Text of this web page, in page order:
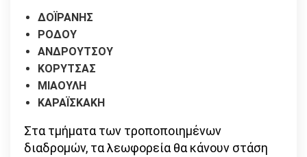
ΔΟΪΡΑΝΗΣ
ΡΟΔΟΥ
ΑΝΔΡΟΥΤΣΟΥ
ΚΟΡΥΤΣΑΣ
ΜΙΑΟΥΛΗ
ΚΑΡΑΪΣΚΑΚΗ
Στα τμήματα των τροποποιημένων
διαδρομών, τα λεωφορεία θα κάνουν στάση